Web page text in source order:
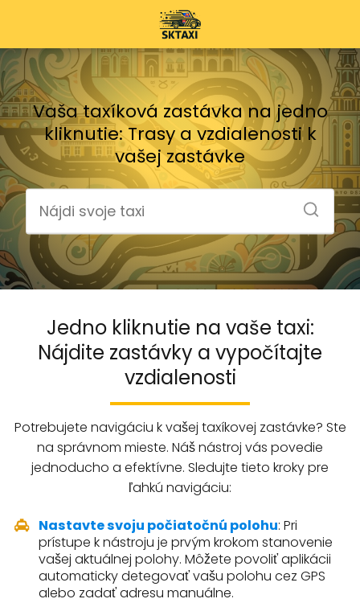
Vaša taxíková zastávka na jedno
kliknutie: Trasy a vzdialenosti k
vašej zastávke
Jedno kliknutie na vaše taxi:
Nájdite zastávky a vypočítajte
vzdialenosti
Potrebujete navigáciu k vašej taxíkovej zastávke? Ste
na správnom mieste. Náš nástroj vás povedie
jednoducho a efektívne. Sledujte tieto kroky pre
ľahkú navigáciu:
Nastavte svoju počiatočnú polohu: Pri
prístupe k nástroju je prvým krokom stanovenie
vašej aktuálnej polohy. Môžete povoliť aplikácii
automaticky detegovať vašu polohu cez GPS
alebo zadať adresu manuálne.